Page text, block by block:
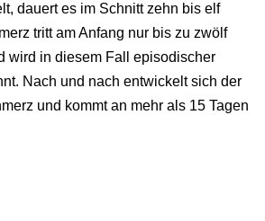
dauert es im Schnitt zehn bis elf
tritt am Anfang nur bis zu zwölf
wird in diesem Fall episodischer
Nach und nach entwickelt sich der
und kommt an mehr als 15 Tagen